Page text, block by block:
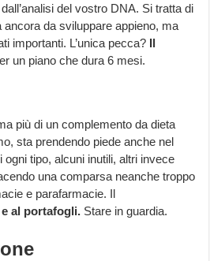
del vostro DNA. Si tratta di
ancora da sviluppare appieno, ma
importanti. L’unica pecca? Il
un piano che dura 6 mesi.
più di un complemento da dieta
sta prendendo piede anche nel
tipo, alcuni inutili, altri invece
una comparsa neanche troppo
e parafarmacie. Il
al portafogli. Stare in guardia.